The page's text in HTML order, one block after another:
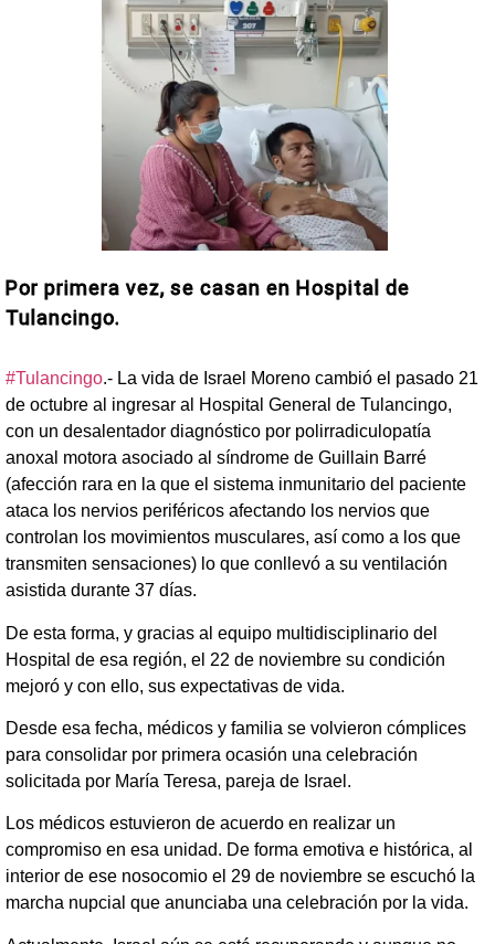
Por primera vez, se casan en Hospital de
Tulancingo.
#Tulancingo.- La vida de Israel Moreno cambió el pasado 21
de octubre al ingresar al Hospital General de Tulancingo,
con un desalentador diagnóstico por polirradiculopatía
anoxal motora asociado al síndrome de Guillain Barré
(afección rara en la que el sistema inmunitario del paciente
ataca los nervios periféricos afectando los nervios que
controlan los movimientos musculares, así como a los que
transmiten sensaciones) lo que conllevó a su ventilación
asistida durante 37 días.
De esta forma, y gracias al equipo multidisciplinario del
Hospital de esa región, el 22 de noviembre su condición
mejoró y con ello, sus expectativas de vida.
Desde esa fecha, médicos y familia se volvieron cómplices
para consolidar por primera ocasión una celebración
solicitada por María Teresa, pareja de Israel.
Los médicos estuvieron de acuerdo en realizar un
compromiso en esa unidad. De forma emotiva e histórica, al
interior de ese nosocomio el 29 de noviembre se escuchó la
marcha nupcial que anunciaba una celebración por la vida.